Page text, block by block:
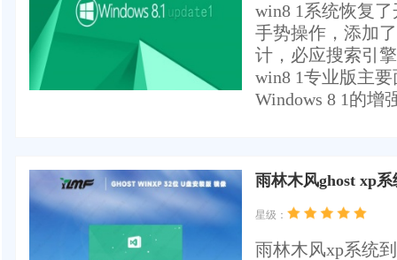
win8 1系统恢复
手势操作，添加
计，必应搜索引
win8 1专业版主
Windows 8 1的增
雨林木风ghost xp
星级：
雨林木风xp系统